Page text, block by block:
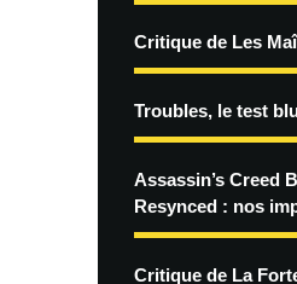
Critique de Les
Troubles, le test
Assassin’s Creed
Resynced : nos
Critique de La